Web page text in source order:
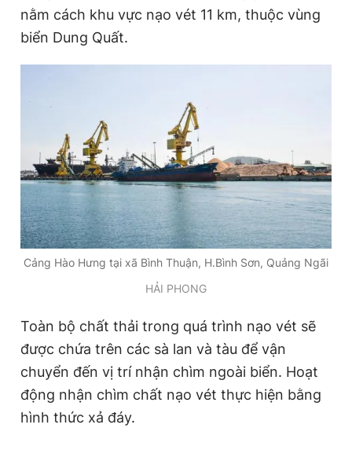
Đặt báo Quảng cáo RSS Tòa soạn Chính sách bảo
Tổng biên tập: Nguyễn Ngọc Toàn
Phó tổng biên tập: Lâm Hiếu Dũng
Giấy phép xuất bản số 110/GP - BTTTT cấp ngày 24.3.2020
© 2003-2026 Bản quyền thuộc về Báo Thanh Niên. Cấm sao
chép dưới mọi hình thức nếu không có sự chấp thuận bằng văn
bản. Phát triển bởi ePi Technologies, JSC.
nằm cách khu vực nạo vét 11 km, thuộc vùng
biển Dung Quất.
Cảng Hào Hưng tại xã Bình Thuận, H.Bình Sơn, Quảng Ngãi
HẢI PHONG
Toàn bộ chất thải trong quá trình nạo vét sẽ
được chứa trên các sà lan và tàu để vận
chuyển đến vị trí nhận chìm ngoài biển. Hoạt
động nhận chìm chất nạo vét thực hiện bằng
hình thức xả đáy.